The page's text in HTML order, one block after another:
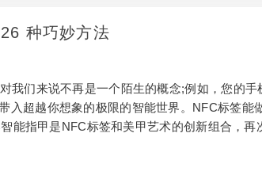
种巧妙方法
我们来说不再是一个陌生的概念;例如，您的
入超越你想象的极限的智能世界。NFC标签
能指甲是NFC标签和美甲艺术的创新组合，